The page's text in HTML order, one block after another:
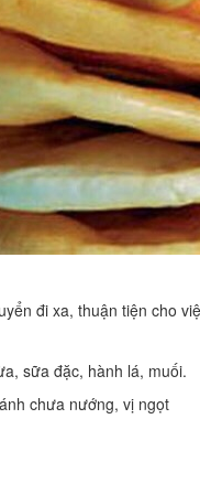
đi xa, thuận tiện cho
sữa đặc, hành lá, muối.
chưa nướng, vị ngọt